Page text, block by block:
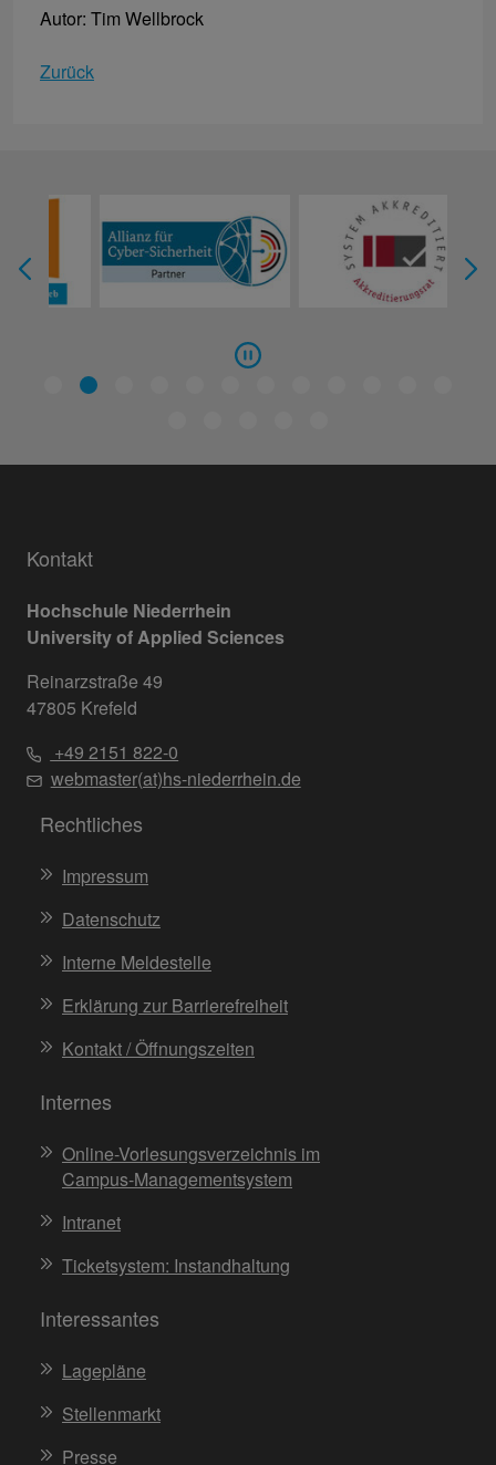
Autor: Tim Wellbrock
Zurück
Kontakt
Hochschule Niederrhein
University of Applied Sciences
Reinarzstraße 49
47805 Krefeld
+49 2151 822-0
webmaster(at)hs-niederrhein.de
Rechtliches
Impressum
Datenschutz
Interne Meldestelle
Erklärung zur Barrierefreiheit
Kontakt / Öffnungszeiten
Internes
Online-Vorlesungsverzeichnis im
Campus-Managementsystem
Intranet
Ticketsystem: Instandhaltung
Interessantes
Lagepläne
Stellenmarkt
Presse